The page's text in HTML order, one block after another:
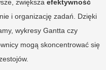
zwiększa efektywność
i organizację zadań. Dzięki
wykresy Gantta czy
mogą skoncentrować się